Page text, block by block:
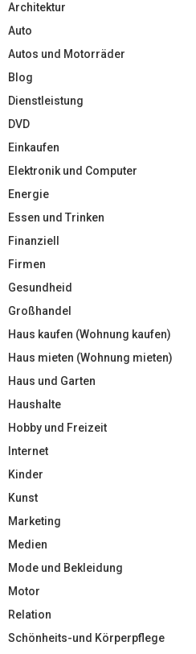
Architektur
Auto
Autos und Motorräder
Blog
Dienstleistung
DVD
Einkaufen
Elektronik und Computer
Energie
Essen und Trinken
Finanziell
Firmen
Gesundheid
Großhandel
Haus kaufen (Wohnung kaufen)
Haus mieten (Wohnung mieten)
Haus und Garten
Haushalte
Hobby und Freizeit
Internet
Kinder
Kunst
Marketing
Medien
Mode und Bekleidung
Motor
Relation
Schönheits-und Körperpflege